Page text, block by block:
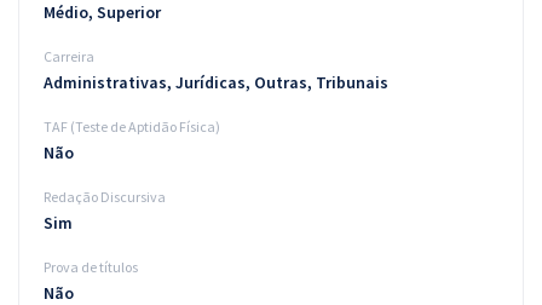
Médio, Superior
Carreira
Administrativas, Jurídicas, Outras, Tribunais
TAF (Teste de Aptidão Física)
Não
Redação Discursiva
Sim
Prova de títulos
Não